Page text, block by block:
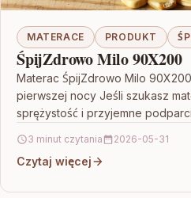
MATERACE PRODUKT
ŚpijZdrowo Milo 90X200
Materac ŚpijZdrowo Milo
pierwszej nocy Jeśli szukasz
sprężystość i przyjemne
3 minut czytania 2026-05-31
Czytaj więcej